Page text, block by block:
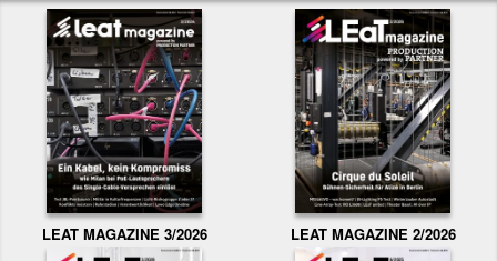
LEAT MAGAZINE 3/2026 LEAT MAGAZINE 2/2026